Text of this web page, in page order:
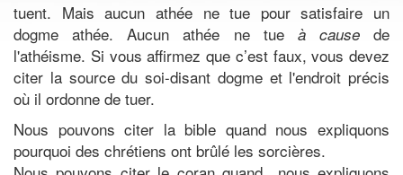
tuent. Mais aucun athée ne tue pour satisfaire un
dogme athée. Aucun athée ne tue à causede
l'athéisme. Si vous affirmez que c’est faux, vous devez
citer la source du soi-disant dogme et l'endroit précis
où il ordonne de tuer.
Nous pouvons citer la bible quand nous expliquons
pourquoi des chrétiens ont brûlé les sorcières.